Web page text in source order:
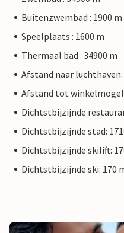
Buitenzwembad : 1900 m
Speelplaats : 1600 m
Thermaal bad : 34900 m
Afstand naar luchthaven:
Afstand tot
Dichtstbijzijnde
Dichtstbijzijnde stad:
Dichtstbijzijnde skilift:
Dichtstbijzijnde ski: 170